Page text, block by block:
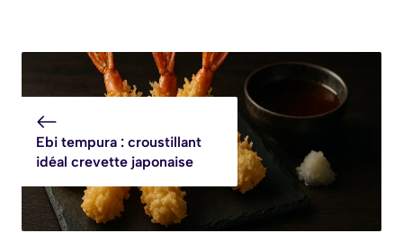
Ebi tempura : croustillant
idéal crevette japonaise